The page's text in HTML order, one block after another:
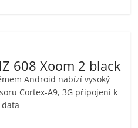
608 Xoom 2 black
Android nabízí vysoký
Cortex-A9, 3G připojení k